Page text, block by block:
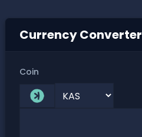
Currency Converter
Coin